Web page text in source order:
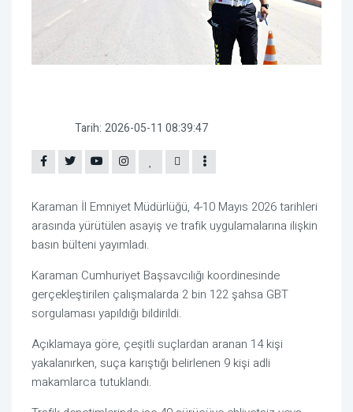
Tarih: 2026-05-11 08:39:47
Karaman İl Emniyet Müdürlüğü, 4-10 Mayıs 2026 tarihleri
arasında yürütülen asayiş ve trafik uygulamalarına ilişkin
basın bülteni yayımladı.
Karaman Cumhuriyet Başsavcılığı koordinesinde
gerçekleştirilen çalışmalarda 2 bin 122 şahsa GBT
sorgulaması yapıldığı bildirildi.
Açıklamaya göre, çeşitli suçlardan aranan 14 kişi
yakalanırken, suça karıştığı belirlenen 9 kişi adli
makamlarca tutuklandı.